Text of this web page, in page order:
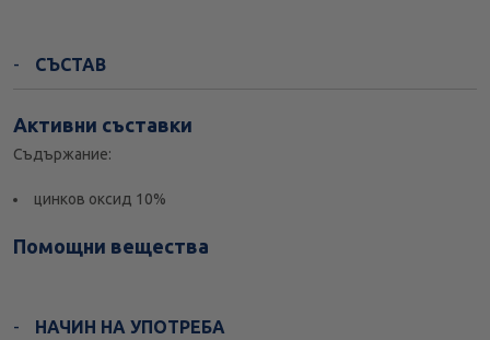
СЪСТАВ
Активни съставки
Съдържание:
цинков оксид 10%
Помощни вещества
НАЧИН НА УПОТРЕБА